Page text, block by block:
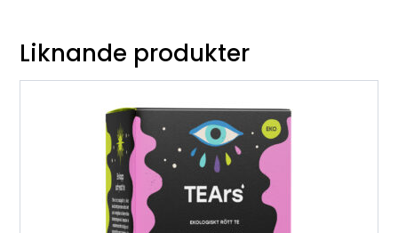
Liknande produkter